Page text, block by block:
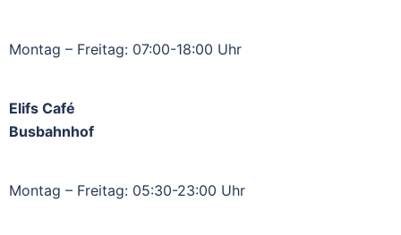
Montag – Freitag: 07:00-18:00 Uhr
Elifs Café
Busbahnhof
Montag – Freitag: 05:30-23:00 Uhr